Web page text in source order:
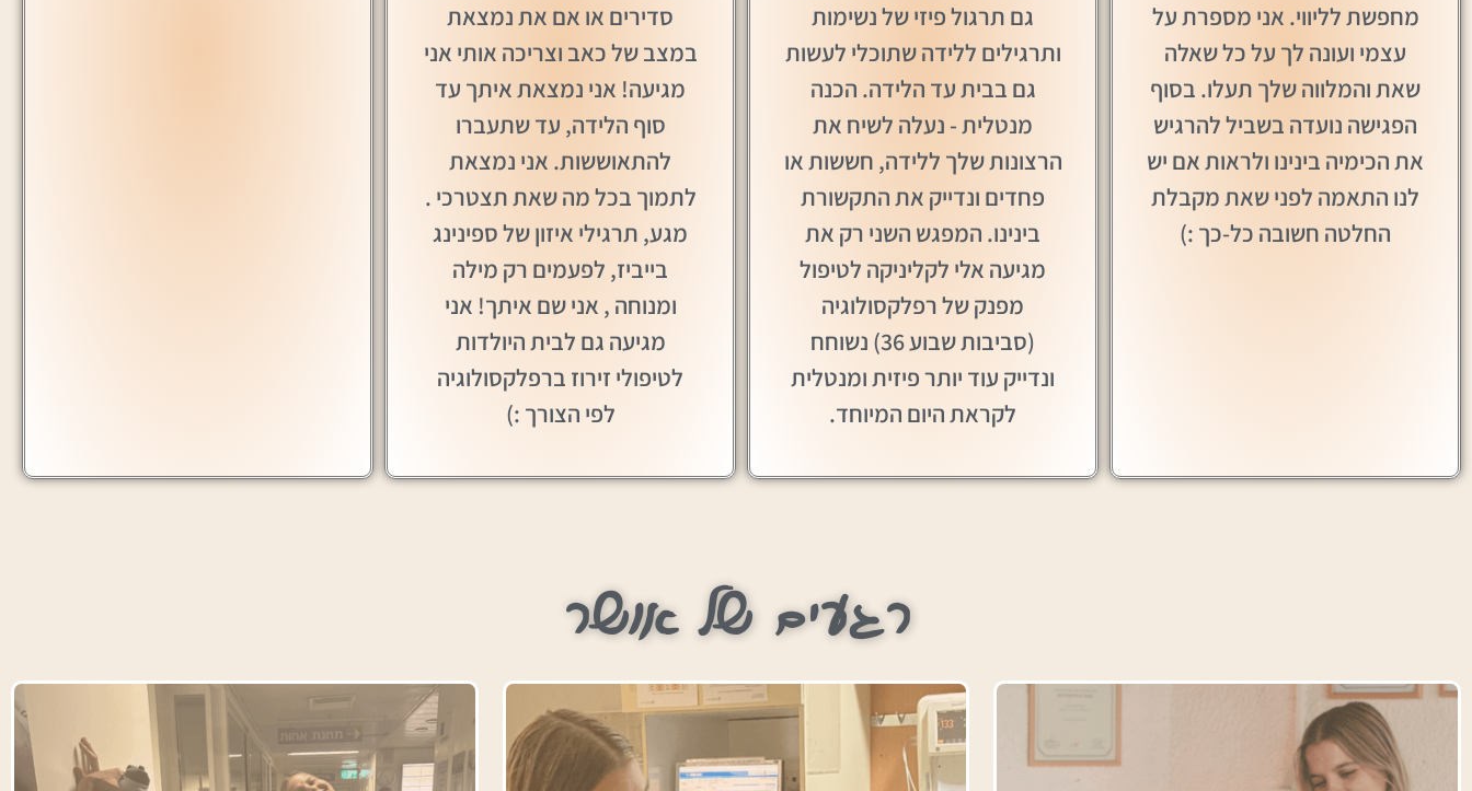
מחפשת לליווי. אני מספרת על
עצמי ועונה לך על כל שאלה
שאת והמלווה שלך תעלו. בסוף
הפגישה נועדה בשביל להרגיש
את הכימיה בינינו ולראות אם יש
לנו התאמה לפני שאת מקבלת
החלטה חשובה כל-כך :)
גם תרגול פיזי של נשימות
ותרגילים ללידה שתוכלי לעשות
גם בבית עד הלידה. הכנה
מנטלית - נעלה לשיח את
הרצונות שלך ללידה, חששות או
פחדים ונדייק את התקשורת
בינינו. המפגש השני רק את
מגיעה אלי לקליניקה לטיפול
מפנק של רפלקסולוגיה
(סביבות שבוע 36) נשוחח
ונדייק עוד יותר פיזית ומנטלית
לקראת היום המיוחד.
סדירים או אם את נמצאת
במצב של כאב וצריכה אותי אני
מגיעה! אני נמצאת איתך עד
סוף הלידה, עד שתעברו
להתאוששות. אני נמצאת
לתמוך בכל מה שאת תצטרכי .
מגע, תרגילי איזון של ספינינג
בייביז, לפעמים רק מילה
ומנוחה , אני שם איתך! אני
מגיעה גם לבית היולדות
לטיפולי זירוז ברפלקסולוגיה
לפי הצורך :)
רגעים של אושר